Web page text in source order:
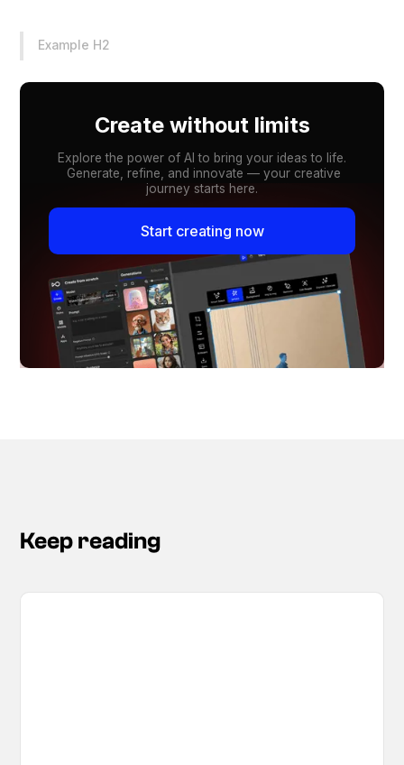
Example H2
Create without limits
Explore the power of AI to bring your ideas to life.
Generate, refine, and innovate — your creative
journey starts here.
Start creating now
Keep reading